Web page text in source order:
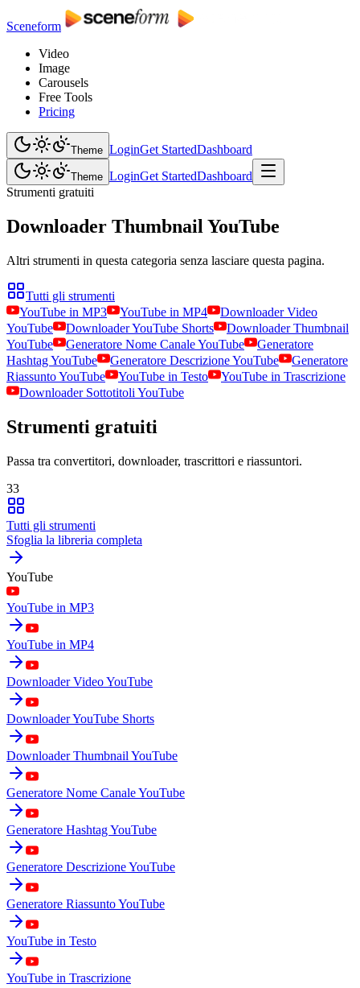
Sceneform
Video
Image
Carousels
Free Tools
Pricing
Theme LoginGet StartedDashboard
Theme LoginGet StartedDashboard
Strumenti gratuiti
Downloader Thumbnail YouTube
Altri strumenti in questa categoria senza lasciare questa pagina.
Tutti gli strumenti
YouTube in MP3
YouTube in MP4
Downloader Video
YouTube
Downloader YouTube Shorts
Downloader Thumbnail
YouTube
Generatore Nome Canale YouTube
Generatore
Hashtag YouTube
Generatore Descrizione YouTube
Generatore
Riassunto YouTube
YouTube in Testo
YouTube in Trascrizione
Downloader Sottotitoli YouTube
Strumenti gratuiti
Passa tra convertitori, downloader, trascrittori e riassuntori.
33
Tutti gli strumenti
Sfoglia la libreria completa
YouTube
YouTube in MP3
YouTube in MP4
Downloader Video YouTube
Downloader YouTube Shorts
Downloader Thumbnail YouTube
Generatore Nome Canale YouTube
Generatore Hashtag YouTube
Generatore Descrizione YouTube
Generatore Riassunto YouTube
YouTube in Testo
YouTube in Trascrizione